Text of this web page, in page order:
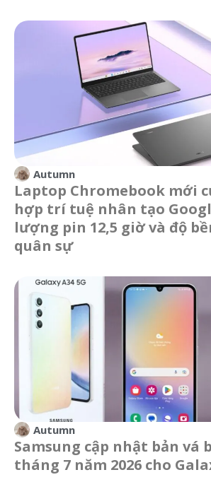
Autumn
Laptop Chromebook mới
hợp trí tuệ nhân tạo
lượng pin 12,5 giờ và độ
quân sự
Autumn
Samsung cập nhật bản vá
tháng 7 năm 2026 cho